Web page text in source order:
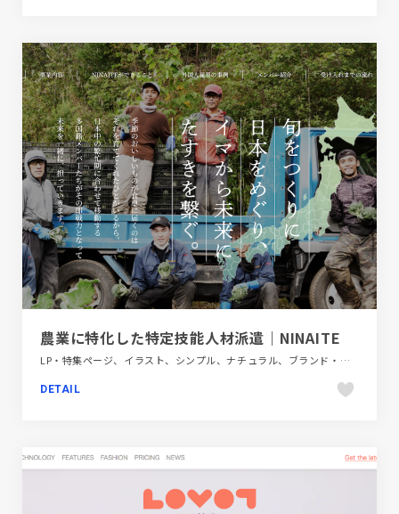
農業に特化した特定技能人材派遣｜NINAITE
LP・特集ページ、イラスト、シンプル、ナチュラル、ブランド・サービスサイト、ホワイト系、大きめ写真、第一次産業・SDGs・地方創生、金融・法律・人材・専門職
DETAIL